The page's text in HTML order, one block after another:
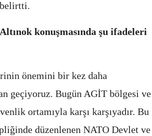
belirtti.
Altınok konuşmasında şu ifadeleri
önemini bir kez daha
geçiyoruz. Bugün AGİT bölgesi ve
ortamıyla karşı karşıyadır. Bu
düzenlenen NATO Devlet ve